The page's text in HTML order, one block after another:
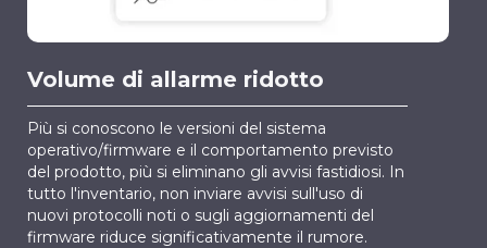
Volume di allarme ridotto
Più si conoscono le versioni del sistema
operativo/firmware e il comportamento previsto
del prodotto, più si eliminano gli avvisi fastidiosi. In
tutto l'inventario, non inviare avvisi sull'uso di
nuovi protocolli noti o sugli aggiornamenti del
firmware riduce significativamente il rumore.